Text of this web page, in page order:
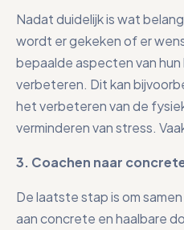
Nadat duidelijk is wat
wordt er gekeken of er
bepaalde aspecten van
verbeteren. Dit kan
het verbeteren van de
verminderen van stress.
3. Coachen naar
De laatste stap is om
aan concrete en haalbare